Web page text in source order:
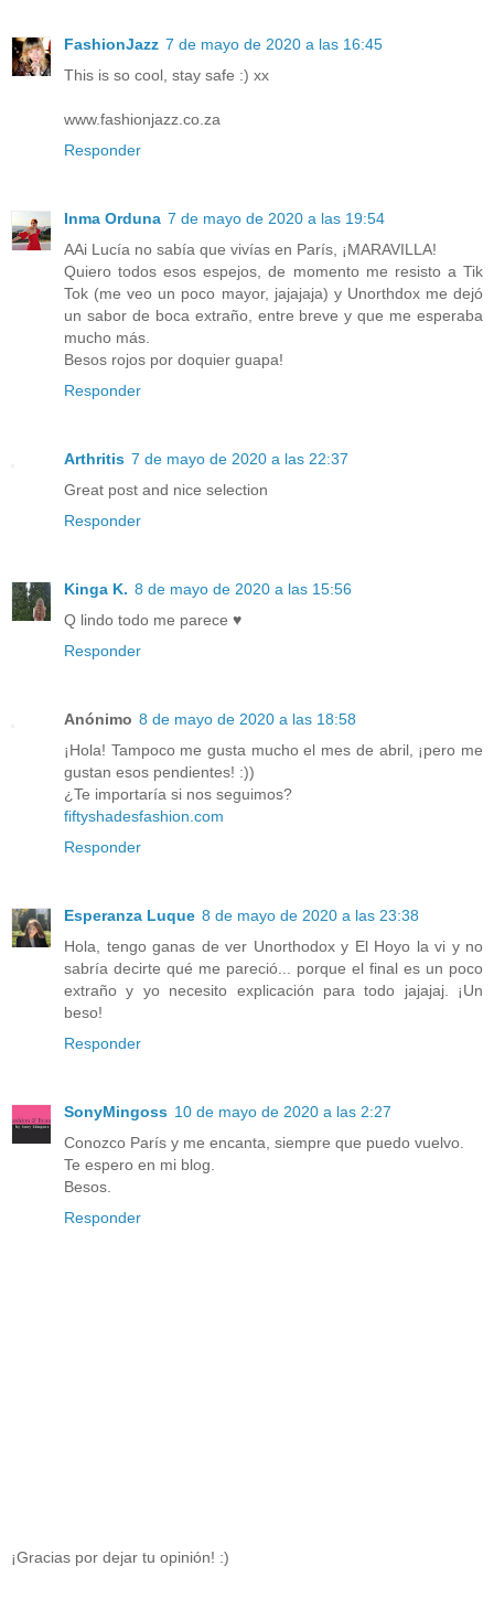
FashionJazz 7 de mayo de 2020 a las 16:45
This is so cool, stay safe :) xx
www.fashionjazz.co.za
Responder
Inma Orduna 7 de mayo de 2020 a las 19:54
AAi Lucía no sabía que vivías en París, ¡MARAVILLA!
Quiero todos esos espejos, de momento me resisto a Tik
Tok (me veo un poco mayor, jajajaja) y Unorthdox me dejó
un sabor de boca extraño, entre breve y que me esperaba
mucho más.
Besos rojos por doquier guapa!
Responder
Arthritis 7 de mayo de 2020 a las 22:37
Great post and nice selection
Responder
Kinga K. 8 de mayo de 2020 a las 15:56
Q lindo todo me parece ♥
Responder
Anónimo 8 de mayo de 2020 a las 18:58
¡Hola! Tampoco me gusta mucho el mes de abril, ¡pero me
gustan esos pendientes! :))
¿Te importaría si nos seguimos?
fiftyshadesfashion.com
Responder
Esperanza Luque 8 de mayo de 2020 a las 23:38
Hola, tengo ganas de ver Unorthodox y El Hoyo la vi y no
sabría decirte qué me pareció... porque el final es un poco
extraño y yo necesito explicación para todo jajajaj. ¡Un
beso!
Responder
SonyMingoss 10 de mayo de 2020 a las 2:27
Conozco París y me encanta, siempre que puedo vuelvo.
Te espero en mi blog.
Besos.
Responder
¡Gracias por dejar tu opinión! :)